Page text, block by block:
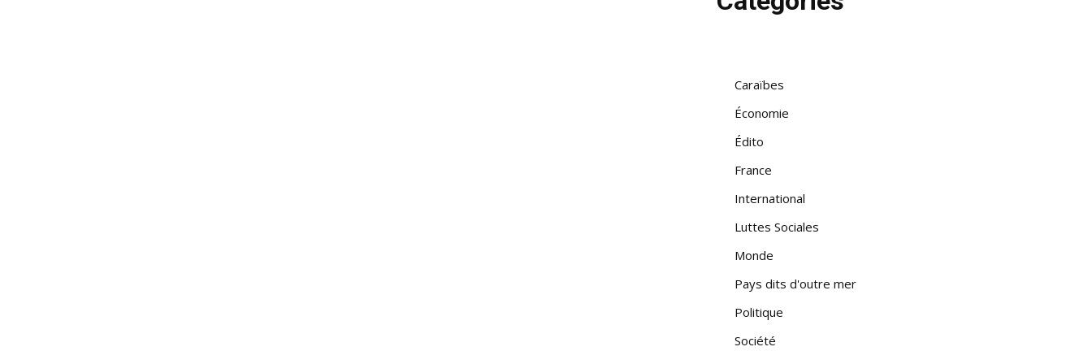
Caraïbes
Économie
Édito
France
International
Luttes Sociales
Monde
Pays dits d'outre mer
Politique
Société